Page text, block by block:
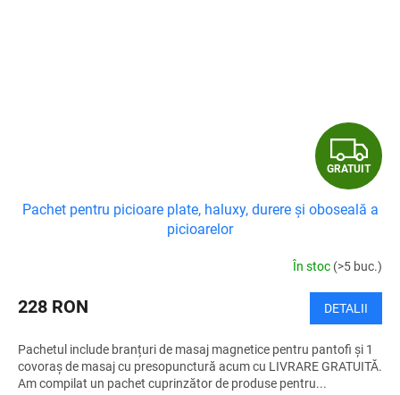
G
R
A
T
U
I
T
GRATUIT
Pachet pentru picioare plate, haluxy, durere și oboseală a
picioarelor
În stoc (>5 buc.)
228 RON DETALII
Pachetul include branțuri de masaj magnetice pentru pantofi și 1
covoraș de masaj cu presopunctură acum cu LIVRARE GRATUITĂ.
Am compilat un pachet cuprinzător de produse pentru...